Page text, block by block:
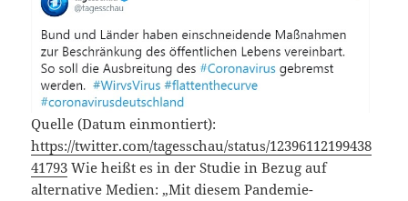
Quelle (Datum einmontiert):
https://twitter.com/tagesschau/status/12396112199438
41793 Wie heißt es in der Studie in Bezug auf
alternative Medien: „Mit diesem Pandemie-